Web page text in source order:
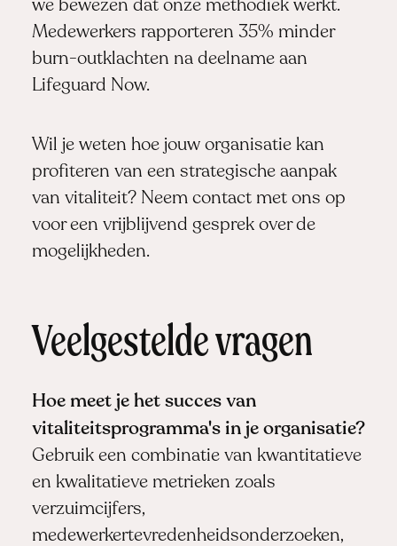
we bewezen dat onze methodiek werkt.
Medewerkers rapporteren 35% minder
burn-outklachten na deelname aan
Lifeguard Now.
Wil je weten hoe jouw organisatie kan
profiteren van een strategische aanpak
van vitaliteit? Neem contact met ons op
voor een vrijblijvend gesprek over de
mogelijkheden.
Veelgestelde vragen
Hoe meet je het succes van
vitaliteitsprogramma's in je organisatie?
Gebruik een combinatie van kwantitatieve
en kwalitatieve metrieken zoals
verzuimcijfers,
medewerkertevredenheidsonderzoeken,